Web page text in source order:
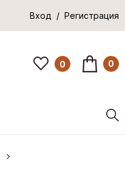
Вход / Регистрация
0 0